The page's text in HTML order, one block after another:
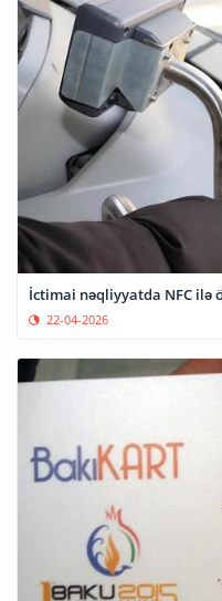
İctimai nəqliyyatda NFC ilə
22-04-2026